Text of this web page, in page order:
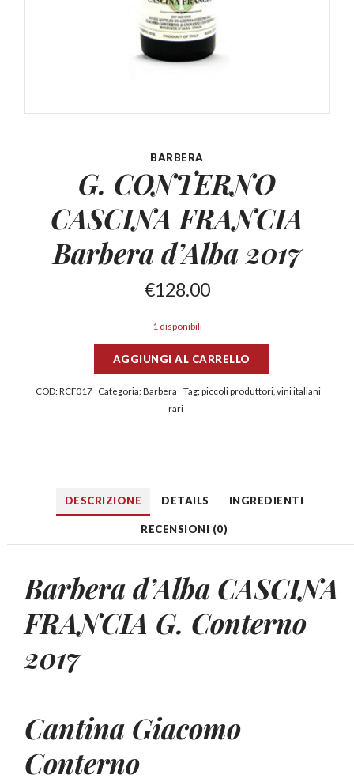
BARBERA
G. CONTERNO
CASCINA FRANCIA
Barbera d’Alba 2017
€128.00
1 disponibili
AGGIUNGI AL CARRELLO
COD: RCF017 Categoria:Barbera Tag: piccoli produttori, vini italiani
rari
DESCRIZIONE DETAILS INGREDIENTI
RECENSIONI (0)
Barberad’Alba CASCINA
FRANCIA G. Conterno
2017
Cantina Giacomo
Conterno